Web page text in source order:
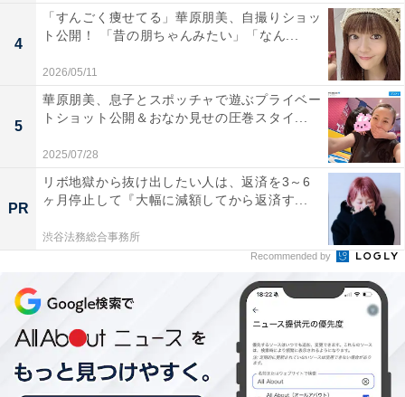
4
「すんごく痩せてる」華原朋美、自撮りショッ
ト公開！ 「昔の朋ちゃんみたい」「なん...
2026/05/11
5
華原朋美、息子とスポッチャで遊ぶプライベー
トショット公開＆おなか見せの圧巻スタイ...
2025/07/28
PR
リボ地獄から抜け出したい人は、返済を3～6
ヶ月停止して『大幅に減額してから返済す...
渋谷法務総合事務所
Recommended by